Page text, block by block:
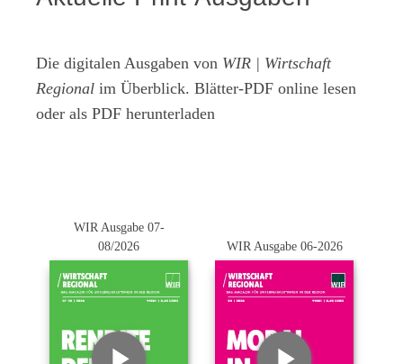
Die digitalen Ausgaben von WIR | Wirtschaft
Regional im Überblick. Blätter-PDF online lesen
oder als PDF herunterladen
WIR Ausgabe 07-
08/2026
WIR Ausgabe 06-2026